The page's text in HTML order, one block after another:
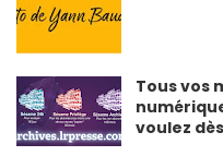
Tous vos
voulez